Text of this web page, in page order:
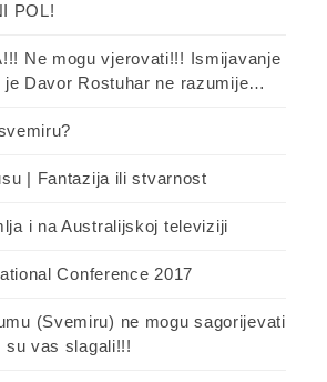
POL!
Ne mogu vjerovati!!! Ismijavanje
je Davor Rostuhar ne razumije…
| Fantazija ili stvarnost
i na Australijskoj televiziji
Conference 2017
(Svemiru) ne mogu sagorijevati
su vas slagali!!!